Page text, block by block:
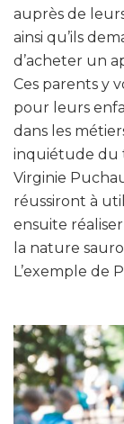
auprès de
ainsi qu’ils
d’acheter un
Ces parents y
pour leurs
dans les
inquiétude du
Virginie
réussiront à
ensuite
la nature
L’exemple de